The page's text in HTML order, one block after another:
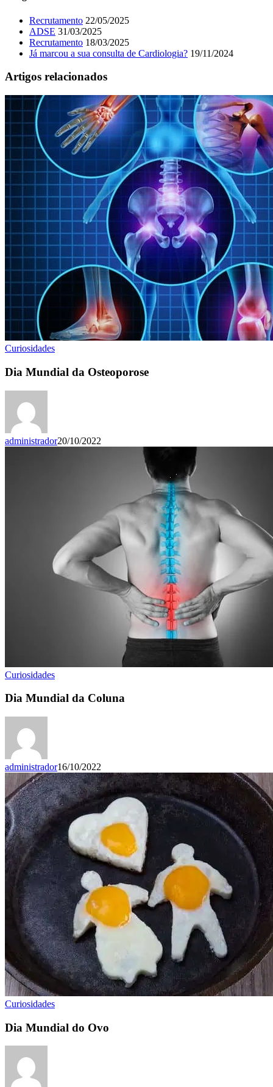
Recrutamento 22/05/2025
ADSE 31/03/2025
Recrutamento 18/03/2025
Já marcou a sua consulta de Cardiologia? 19/11/2024
Artigos relacionados
Curiosidades
Dia Mundial da Osteoporose
administrador20/10/2022
Curiosidades
Dia Mundial da Coluna
administrador16/10/2022
Curiosidades
Dia Mundial do Ovo